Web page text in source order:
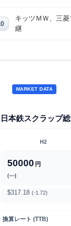
キッツＭＷ、三
継
MARKET DATA
日本鉄スクラップ
H2
50000 円
(―)
$317.18 (-1.72)
換算レート (TTB)